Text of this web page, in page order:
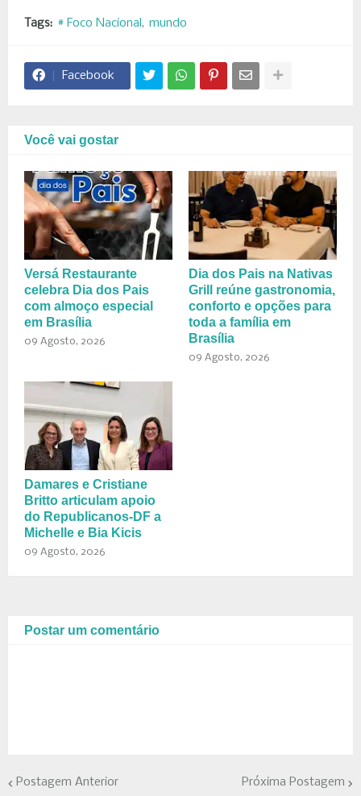
Tags: # Foco Nacional mundo
Facebook
Você vai gostar
Versá Restaurante
celebra Dia dos Pais
com almoço especial
em Brasília
09 Agosto, 2026
Dia dos Pais na Nativas
Grill reúne gastronomia,
conforto e opções para
toda a família em
Brasília
09 Agosto, 2026
Damares e Cristiane
Britto articulam apoio
do Republicanos-DF a
Michelle e Bia Kicis
09 Agosto, 2026
Postar um comentário
Postagem Anterior Próxima Postagem